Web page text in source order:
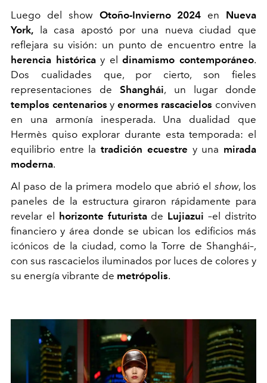
Luego del show Otoño-Invierno 2024 en Nueva
York, la casa apostó por una nueva ciudad que
reflejara su visión: un punto de encuentro entre la
herencia históricay eldinamismo contemporáneo.
Dos cualidades que, por cierto, son fieles
representaciones deShanghái, un lugar donde
templos centenarios y enormes rascacielos conviven
en una armonía inesperada. Una dualidad que
Hermès quiso explorar durante esta temporada: el
equilibrio entre la tradición ecuestre y una mirada
moderna.
Al paso de la primera modelo que abrió el show, los
paneles de la estructura giraron rápidamente para
revelar el
horizonte futuristade Lujiazui –el distrito
financiero y área donde se ubican los edificios más
icónicos de la ciudad, como la Torre de Shanghái–,
con sus rascacielos iluminados por luces de colores y
su energía vibrante de metrópolis.